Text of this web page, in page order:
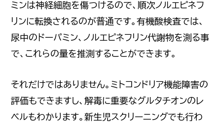
ミンは神経細胞を傷つけるので、順次ノルエピネフ
リンに転換されるのが普通です。有機酸検査では、
尿中のドーパミン、ノルエピネフリン代謝物を測る事
で、これらの量を推測することができます。
それだけではありません。ミトコンドリア機能障害の
評価もできますし、解毒に重要なグルタチオンのレ
ベルもわかります。新生児スクリーニングでも行わ